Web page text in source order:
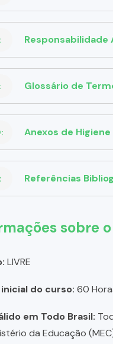
Responsabilidade
Glossário de
Anexos de
Referências
sobre
LIVRE
do curso: 60
em Todo Brasil:
da Educação